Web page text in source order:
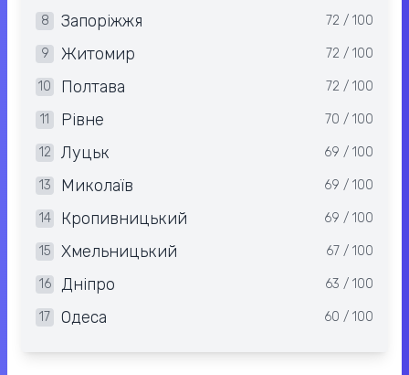
8 Запоріжжя 72 / 100
9 Житомир 72 / 100
10 Полтава 72 / 100
11 Рівне 70 / 100
12 Луцьк 69 / 100
13 Миколаїв 69 / 100
14 Кропивницький 69 / 100
15 Хмельницький 67 / 100
16 Дніпро 63 / 100
17 Одеса 60 / 100